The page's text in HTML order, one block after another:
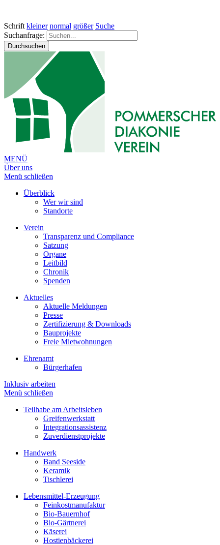
Schrift kleiner normal größer Suche
Suchanfrage:
Durchsuchen
MENÜ
Über uns
Menü schließen
Überblick
Wer wir sind
Standorte
Verein
Transparenz und Compliance
Satzung
Organe
Leitbild
Chronik
Spenden
Aktuelles
Aktuelle Meldungen
Presse
Zertifizierung & Downloads
Bauprojekte
Freie Mietwohnungen
Ehrenamt
Bürgerhafen
Inklusiv arbeiten
Menü schließen
Teilhabe am Arbeitsleben
Greifenwerkstatt
Integrationsassistenz
Zuverdienstprojekte
Handwerk
Band Seeside
Keramik
Tischlerei
Lebensmittel-Erzeugung
Feinkostmanufaktur
Bio-Bauernhof
Bio-Gärtnerei
Käserei
Hostienbäckerei